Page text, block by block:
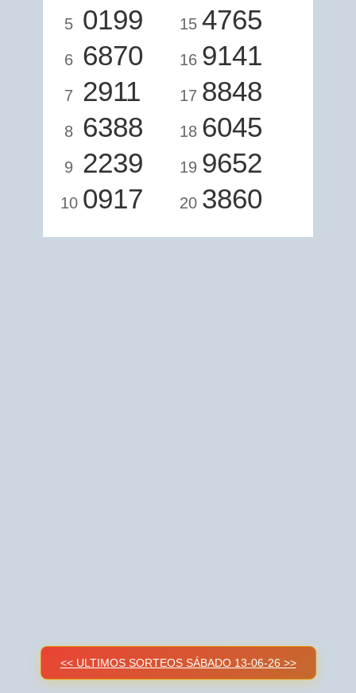
5 0199
6 6870
7 2911
8 6388
9 2239
10 0917
15 4765
16 9141
17 8848
18 6045
19 9652
20 3860
<< ULTIMOS SORTEOS SÁBADO 13-06-26 >>